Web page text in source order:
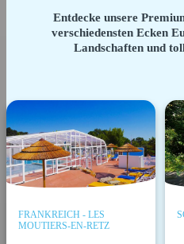
Entdecke unsere
verschiedensten Ecken
Landschaften und
FRANKREICH - LES
MOUTIERS-EN-RETZ